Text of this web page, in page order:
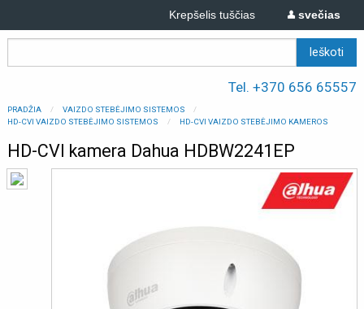
svečias
Krepšelis tuščias
Tel. +370 656 65557
PRADŽIA
VAIZDO STEBĖJIMO SISTEMOS
HD-CVI VAIZDO STEBĖJIMO SISTEMOS
HD-CVI VAIZDO STEBĖJIMO KAMEROS
HD-CVI kamera Dahua HDBW2241EP